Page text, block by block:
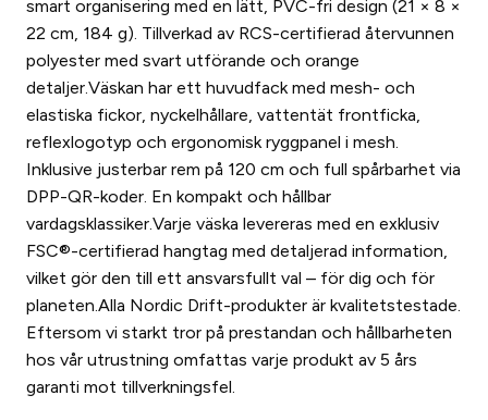
smart organisering med en lätt, PVC-fri design (21 × 8 ×
22 cm, 184 g). Tillverkad av RCS-certifierad återvunnen
polyester med svart utförande och orange
detaljer.Väskan har ett huvudfack med mesh- och
elastiska fickor, nyckelhållare, vattentät frontficka,
reflexlogotyp och ergonomisk ryggpanel i mesh.
Inklusive justerbar rem på 120 cm och full spårbarhet via
DPP-QR-koder. En kompakt och hållbar
vardagsklassiker.Varje väska levereras med en exklusiv
FSC®-certifierad hangtag med detaljerad information,
vilket gör den till ett ansvarsfullt val – för dig och för
planeten.Alla Nordic Drift-produkter är kvalitetstestade.
Eftersom vi starkt tror på prestandan och hållbarheten
hos vår utrustning omfattas varje produkt av 5 års
garanti mot tillverkningsfel.